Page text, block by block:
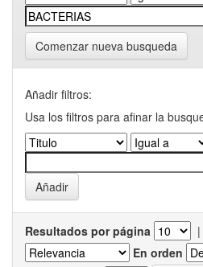
Comenzar nueva busqueda
Añadir filtros:
Usa los filtros para afinar la
Resultados por página |
En orden